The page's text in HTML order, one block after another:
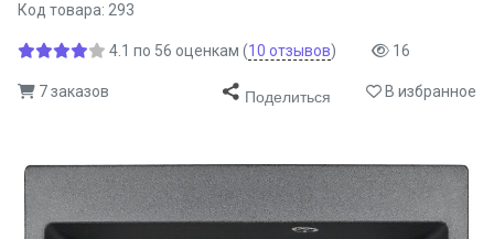
Код товара: 293
4.1 по 56 оценкам (10 отзывов) 16
7 заказов Поделиться В избранное